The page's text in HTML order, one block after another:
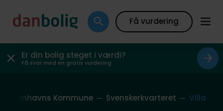
Få vurdering
Er din bolig steget i værdi?
Få svar med en gratis vurdering
Københavns Kommune Svenskerkvarteret Villa